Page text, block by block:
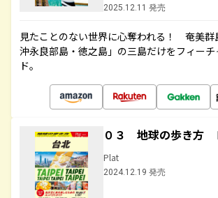
2025.12.11 発売
見たことのない世界に心奪われる！ 奄美群
沖永良部島・徳之島」の三島だけをフィー
ド。
０３ 地球の歩き方
Plat
2024.12.19 発売